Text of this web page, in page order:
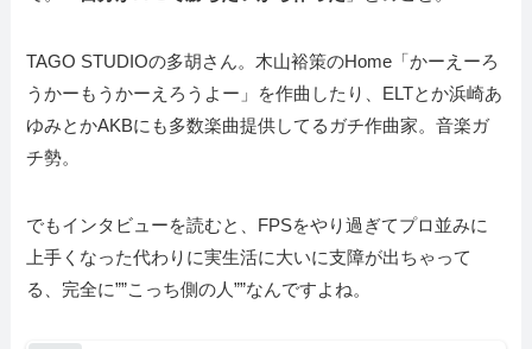
TAGO STUDIOの多胡さん。木山裕策のHome「かーえーろ
うかーもうかーえろうよー」を作曲したり、ELTとか浜崎あ
ゆみとかAKBにも多数楽曲提供してるガチ作曲家。音楽ガ
チ勢。
でもインタビューを読むと、FPSをやり過ぎてプロ並みに
上手くなった代わりに実生活に大いに支障が出ちゃって
る、完全に””こっち側の人””なんですよね。